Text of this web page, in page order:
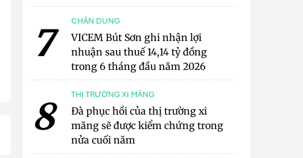
7 CHÂN DUNG
VICEM Bút Sơn ghi nhận lợi
nhuận sau thuế 14,14 tỷ đồng
trong 6 tháng đầu năm 2026
8 THỊ TRƯỜNG XI MĂNG
Đà phục hồi của thị trường xi
măng sẽ được kiểm chứng trong
nửa cuối năm